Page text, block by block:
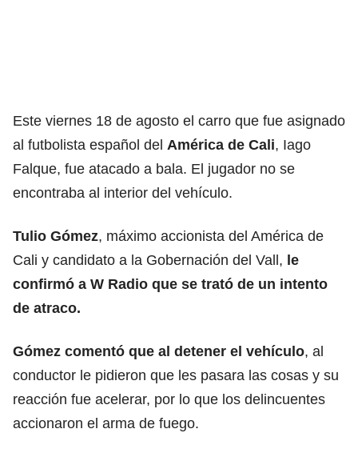
Este viernes 18 de agosto el carro que fue asignado
al futbolista español del América de Cali, Iago
Falque, fue atacado a bala. El jugador no se
encontraba al interior del vehículo.
Tulio Gómez, máximo accionista del América de
Cali y candidato a la Gobernación del Vall, le
confirmó a W Radio que se trató de un intento
de atraco.
Gómez comentó que al detener el vehículo, al
conductor le pidieron que les pasara las cosas y su
reacción fue acelerar, por lo que los delincuentes
accionaron el arma de fuego.